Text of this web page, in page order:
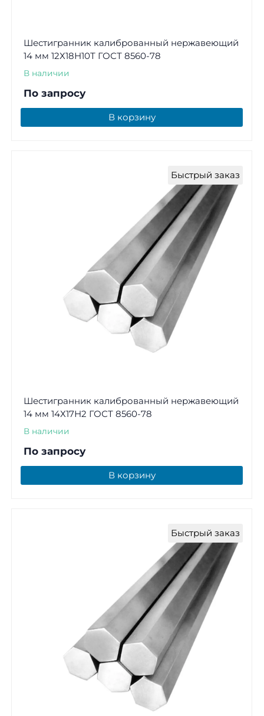
Шестигранник калиброванный нержавеющий
14 мм 12Х18Н10Т ГОСТ 8560-78
В наличии
По запросу
В корзину
Быстрый заказ
Шестигранник калиброванный нержавеющий
14 мм 14Х17Н2 ГОСТ 8560-78
В наличии
По запросу
В корзину
Быстрый заказ